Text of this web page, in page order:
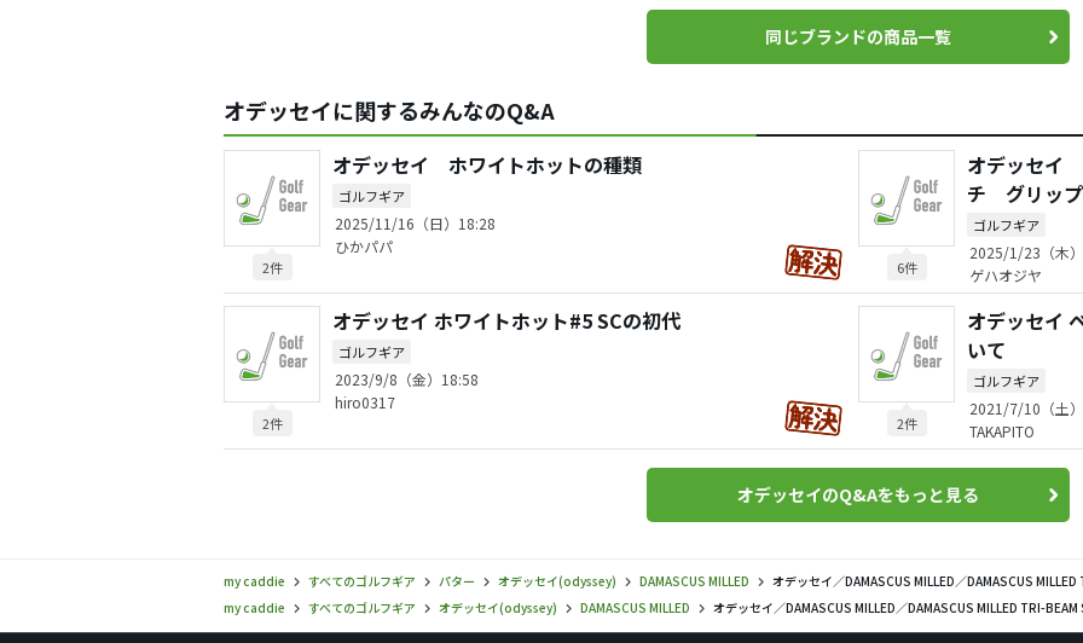
同じブランドの商品一覧
オデッセイに関するみんなのQ&A
2件
オデッセイ ホワイトホットの種類
ゴルフギア
2025/11/16（日）18:28
ひかパパ
6件
オデッセイ
チ グリッ
ゴルフギア
2025/1/23（木
ゲハオジヤ
2件
オデッセイ ホワイトホット#5 SCの初代
ゴルフギア
2023/9/8（金）18:58
hiro0317
2件
オデッセイ
いて
ゴルフギア
2021/7/10（土
TAKAPITO
オデッセイのQ&Aをもっと見る
my caddie すべてのゴルフギア パター オデッセイ(odyssey) DAMASCUS MILLED
オデッセイ／DAMASCUS MILLED／DAMASCUS
my caddie
すべてのゴルフギア オデッセイ(odyssey) DAMASCUS MILLED オデッセイ／DAMASCUS MILLED／DAMASCUS MILLED TRI-